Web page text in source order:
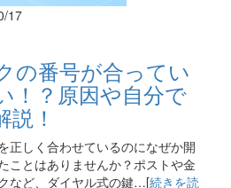
17
の番号が合ってい
！？原因や自分で
！
正しく合わせているのになぜか開
ことはありませんか？ポストや金
など、ダイヤル式の鍵…[続きを読